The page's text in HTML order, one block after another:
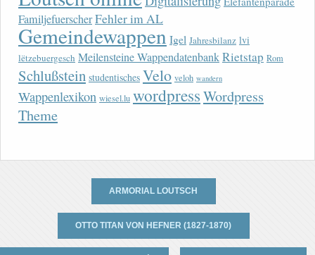
FamiljefuerscherFehler im AL
Gemeindewappen Igel Jahresbilanz lvi
lëtzebuergesch Meilensteine WappendatenbankRietstap Rom
Schlußstein studentisches Velo veloh wandern
Wappenlexikon wiesel.lu wordpressWordpress
Theme
ARMORIAL LOUTSCH
OTTO TITAN VON HEFNER (1827-1870)